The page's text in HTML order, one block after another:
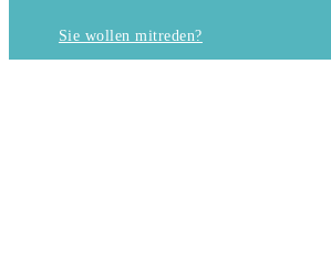
Sie wollen mitreden?